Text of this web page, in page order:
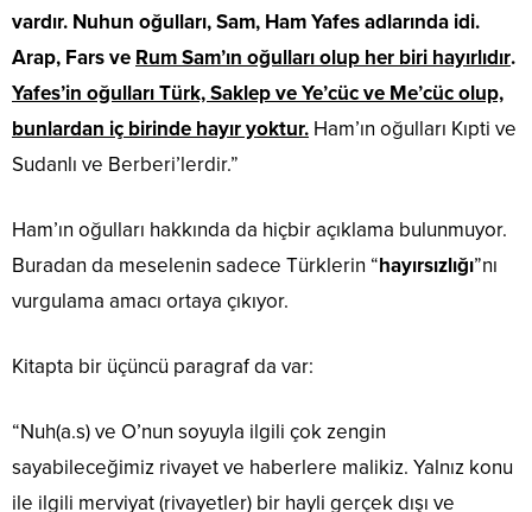
vardır. Nuhun oğulları, Sam, Ham Yafes adlarında idi.
Arap, Fars ve Rum Sam’ın oğulları olup her biri hayırlıdır.
Yafes’in oğulları Türk, Saklep ve Ye’cüc ve Me’cüc olup,
bunlardan iç birinde hayır yoktur. Ham’ın oğulları Kıpti ve
Sudanlı ve Berberi’lerdir.”
Ham’ın oğulları hakkında da hiçbir açıklama bulunmuyor.
Buradan da meselenin sadece Türklerin “hayırsızlığı”nı
vurgulama amacı ortaya çıkıyor.
Kitapta bir üçüncü paragraf da var:
“Nuh(a.s) ve O’nun soyuyla ilgili çok zengin
sayabileceğimiz rivayet ve haberlere malikiz. Yalnız konu
ile ilgili merviyat (rivayetler) bir hayli gerçek dışı ve